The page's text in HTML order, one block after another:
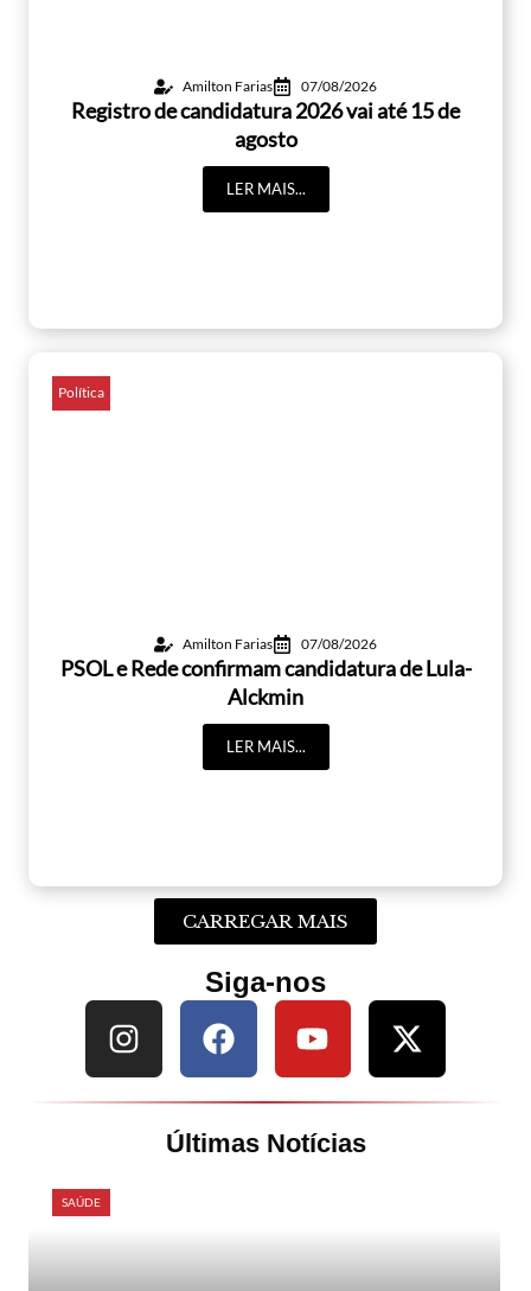
Amilton Farias 07/08/2026
Registro de candidatura 2026 vai até 15 de
agosto
LER MAIS...
Política
Amilton Farias 07/08/2026
PSOL e Rede confirmam candidatura de Lula-
Alckmin
LER MAIS...
CARREGAR MAIS
Siga-nos
Últimas Notícias
SAÚDE